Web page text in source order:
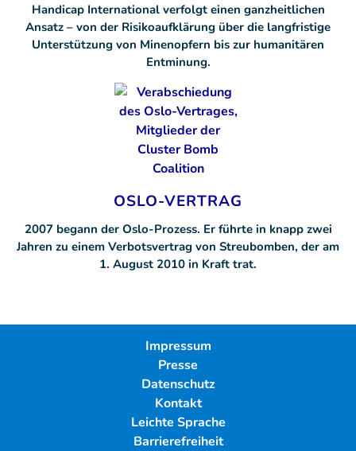
Handicap International verfolgt einen ganzheitlichen
Ansatz – von der Risikoaufklärung über die langfristige
Unterstützung von Minenopfern bis zur humanitären
Entminung.
OSLO-VERTRAG
2007 begann der Oslo-Prozess. Er führte in knapp zwei
Jahren zu einem Verbotsvertrag von Streubomben, der am
1. August 2010 in Kraft trat.
Impressum
Presse
Datenschutz
Kontakt
Leichte Sprache
Barrierefreiheit